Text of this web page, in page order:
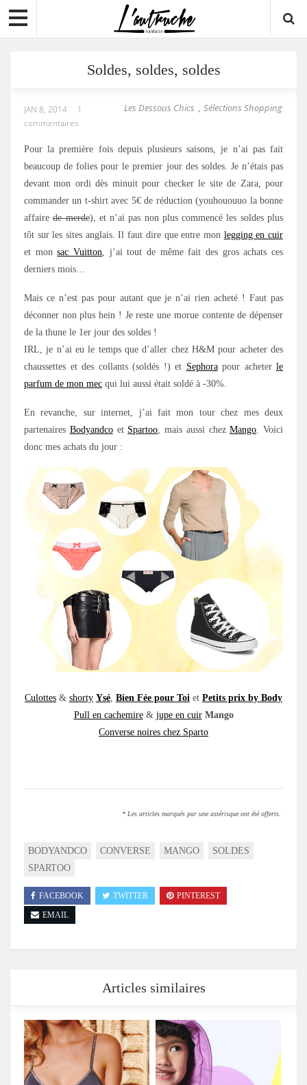
Soldes, soldes, soldes
Les Dessous Chics , Sélections Shopping
JAN 8, 2014
1
commentaires
Pour la première fois depuis plusieurs saisons, je n’ai pas fait
beaucoup de folies pour le premier jour des soldes. Je n’étais pas
devant mon ordi dès minuit pour checker le site de Zara, pour
commander un t-shirt avec 5€ de réduction (youhououuo la bonne
affairede merde), et n’ai pas non plus commencé les soldes plus
tôt sur les sites anglais. Il faut dire que entre mon legging en cuir
et monsac Vuitton, j’ai tout de même fait des gros achats ces
derniers mois…
Mais ce n’est pas pour autant que je n’ai rien acheté ! Faut pas
déconner non plus hein ! Je reste une morue contente de dépenser
de la thune le 1er jour des soldes !
IRL, je n’ai eu le temps que d’aller chez H&M pour acheter des
chaussettes et des collants (soldés !) et Sephorapour acheter le
parfum de mon mec qui lui aussi était soldé à -30%.
En revanche, sur internet, j’ai fait mon tour chez mes deux
partenaires Bodyandcoet Spartoo, mais aussi chezMango. Voici
donc mes achats du jour :
Culottes & shorty Ysé Bien Fée pour Toi et Petits prix by Body
Pull en cachemire& jupe en cuir Mango
Converse noires chez Sparto
* Les articles marqués par une astérisque ont été offerts.
BODYANDCO CONVERSE MANGO
SOLDES
SPARTOO
FACEBOOK TWITTER
PINTEREST
EMAIL
Articles similaires